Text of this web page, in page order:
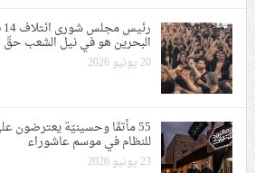
البحرين هو في نيل الشعب حقّ
20 يونيو 2026
55 مأتمًا وحسينيّة يعترضون
للنظام في موسم عاشوراء
23 يونيو 2026